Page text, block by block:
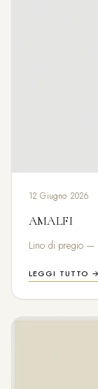
12 Giugno 2026
AMALFI
Lino di pregio —
LEGGI TUTTO →